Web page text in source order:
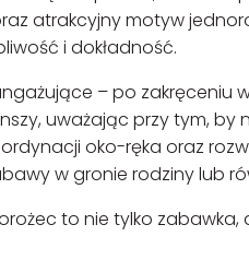
atrakcyjny motyw
i dokładność.
– po zakręceniu
uważając przy tym, by
oko-ręka oraz
w gronie rodziny lub
to nie tylko zabawka,